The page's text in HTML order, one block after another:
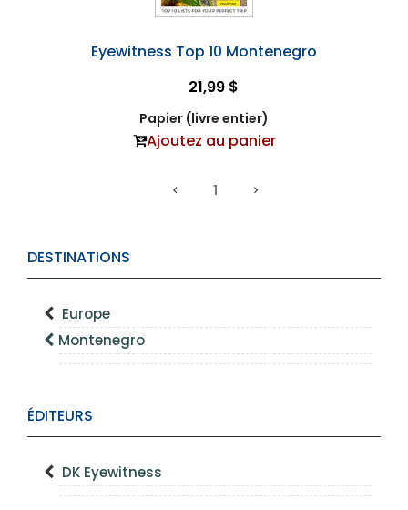
DESTINATIONS
Europe
Montenegro
ÉDITEURS
DK Eyewitness
Eyewitness Top 10 Montenegro
21,99 $
Papier (livre entier)
Ajoutez au panier
1